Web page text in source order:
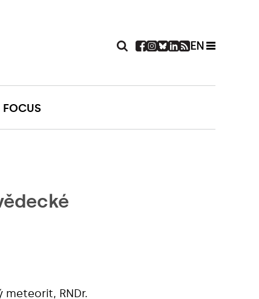
EN
FOCUS
RNDr.